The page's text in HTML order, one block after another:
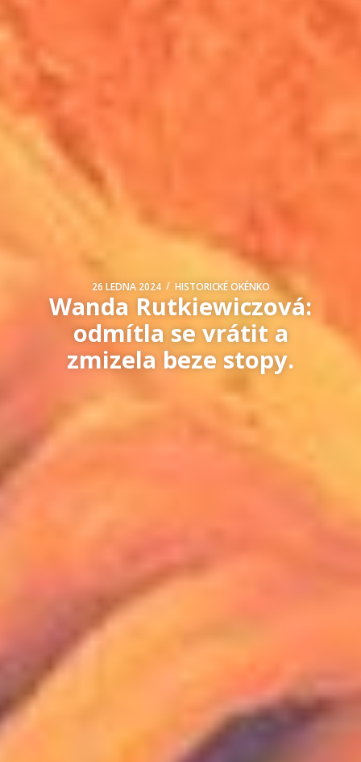
26 LEDNA 2024 / HISTORICKÉ OKÉNKO
Wanda Rutkiewiczová:
odmítla se vrátit a
zmizela beze stopy.